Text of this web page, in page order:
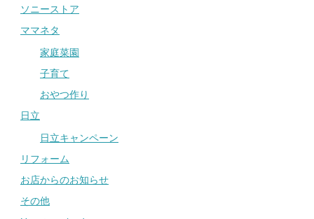
ソニーストア
ママネタ
家庭菜園
子育て
おやつ作り
日立
日立キャンペーン
リフォーム
お店からのお知らせ
その他